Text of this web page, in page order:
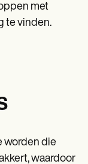
met
te vinden.
worden die
waardoor